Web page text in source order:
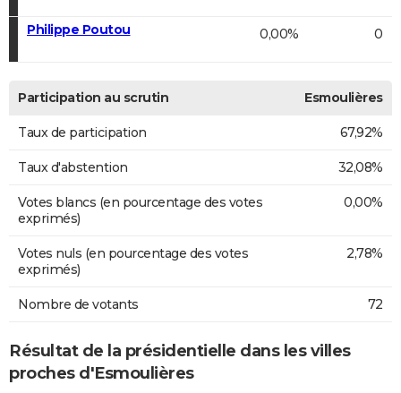
Philippe Poutou 0,00% 0
Participation au scrutin Esmoulières
Taux de participation 67,92%
Taux d'abstention 32,08%
Votes blancs (en pourcentage des votes
exprimés)
0,00%
Votes nuls (en pourcentage des votes
exprimés)
2,78%
Nombre de votants 72
Résultat de la présidentielle dans les villes
proches d'Esmoulières